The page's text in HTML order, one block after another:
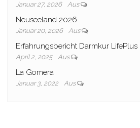
Januar 27, 2026 Aus
Neuseeland 2026
Januar 20, 2026 Aus
Erfahrungsbericht Darmkur LifePlus
April 2, 2025 Aus
La Gomera
Januar 3, 2022 Aus